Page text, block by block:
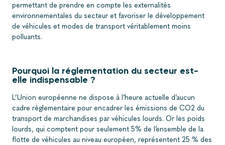
permettant de prendre en compte les externalités
environnementales du secteur et favoriser le développement
de véhicules et modes de transport véritablement moins
polluants.
Pourquoi la réglementation du secteur est-
elle indispensable ?
L’Union européenne ne dispose à l’heure actuelle d’aucun
cadre règlementaire pour encadrer les émissions de CO2 du
transport de marchandises par véhicules lourds. Or les poids
lourds, qui comptent pour seulement 5% de l’ensemble de la
flotte de véhicules au niveau européen, représentent 25 % des